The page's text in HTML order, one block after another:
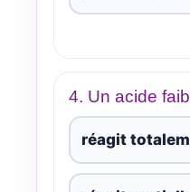
4. Un acide
réagit